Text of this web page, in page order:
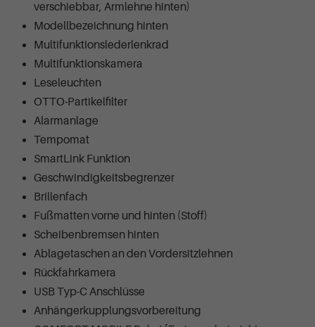
verschiebbar, Armlehne hinten)
Modellbezeichnung hinten
Multifunktionslederlenkrad
Multifunktionskamera
Leseleuchten
OTTO-Partikelfilter
Alarmanlage
Tempomat
SmartLink Funktion
Geschwindigkeitsbegrenzer
Brillenfach
Fußmatten vorne und hinten (Stoff)
Scheibenbremsen hinten
Ablagetaschen an den Vordersitzlehnen
Rückfahrkamera
USB Typ-C Anschlüsse
Anhängerkupplungsvorbereitung